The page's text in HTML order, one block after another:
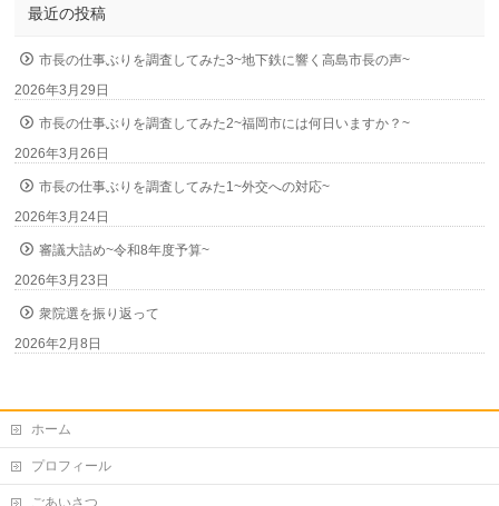
最近の投稿
市長の仕事ぶりを調査してみた3~地下鉄に響く高島市長の声~
2026年3月29日
市長の仕事ぶりを調査してみた2~福岡市には何日いますか？~
2026年3月26日
市長の仕事ぶりを調査してみた1~外交への対応~
2026年3月24日
審議大詰め~令和8年度予算~
2026年3月23日
衆院選を振り返って
2026年2月8日
ホーム
プロフィール
ごあいさつ